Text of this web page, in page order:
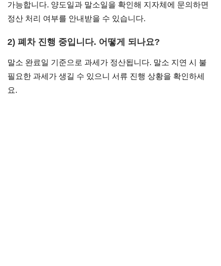
가능합니다. 양도일과 말소일을 확인해 지자체에 문의하면
정산 처리 여부를 안내받을 수 있습니다.
2) 폐차 진행 중입니다. 어떻게 되나요?
말소 완료일 기준으로 과세가 정산됩니다. 말소 지연 시 불
필요한 과세가 생길 수 있으니 서류 진행 상황을 확인하세
요.